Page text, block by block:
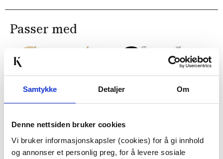
Samtykke Detaljer Om
Denne nettsiden bruker cookies
Vi bruker informasjonskapsler (cookies) for å gi innhold
og annonser et personlig preg, for å levere sosiale
Passer med
KORT KJEDE, MOM
KORT LENKEKJEDE,
SØLV